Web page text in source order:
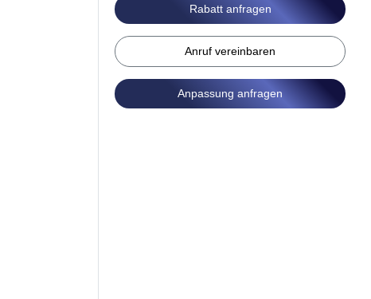
Rabatt anfragen
Anruf vereinbaren
Anpassung anfragen